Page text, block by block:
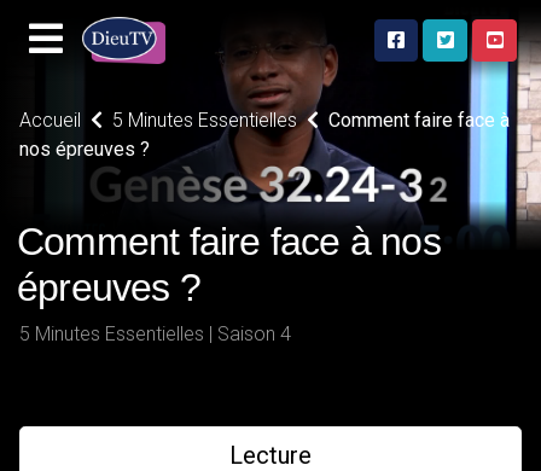
Accueil 5 Minutes Essentielles
Comment faire face à
nos épreuves ?
Comment faire face à nos
épreuves ?
5 Minutes Essentielles | Saison 4
Lecture